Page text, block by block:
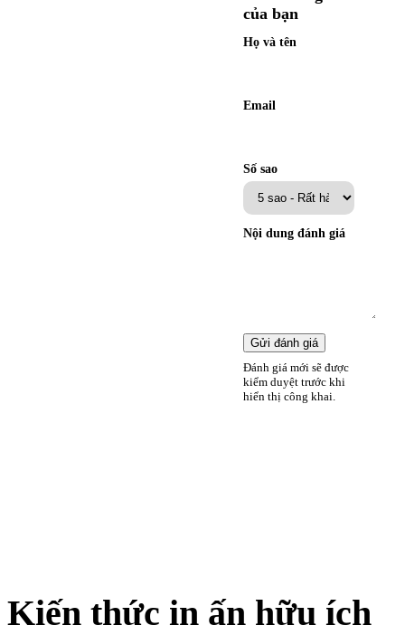
của bạn
Họ và tên
Email
Số sao
Nội dung đánh giá
Gửi đánh giá
Đánh giá mới sẽ được
kiểm duyệt trước khi
hiển thị công khai.
Kiến thức in ấn hữu ích